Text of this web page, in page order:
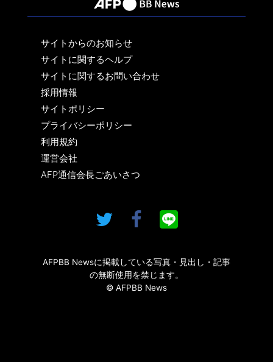
サイトからのお知らせ
サイトに関するヘルプ
サイトに関するお問い合わせ
採用情報
サイトポリシー
プライバシーポリシー
利用規約
運営会社
AFP通信会長ごあいさつ
AFPBB Newsに掲載している写真・見出し・記事
の無断使用を禁じます。
© AFPBB News